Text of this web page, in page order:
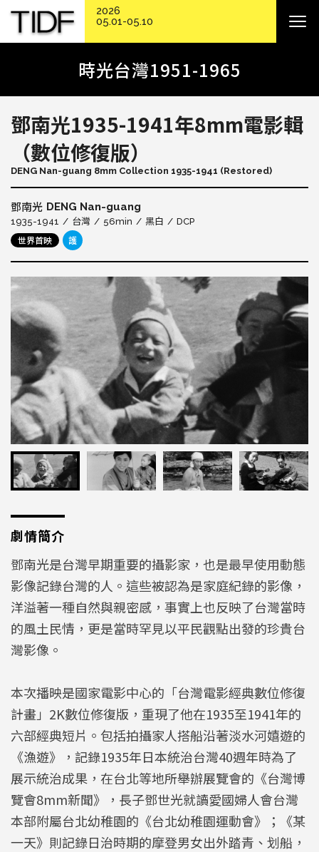
時光台灣1951-1965
鄧南光1935-1941年8mm電影輯
（數位修復版）
DENG Nan-guang 8mm Collection 1935-1941 (Restored)
鄧南光 DENG Nan-guang
1935 1941 台灣 56min 黑白 DCP
世界首映 護
劇情簡介
鄧南光是台灣早期重要的攝影家，也是最早使用動態
影像記錄台灣的人。這些被認為是家庭紀錄的影像，
洋溢著一種自然與親密感，事實上也反映了台灣當時
的風土民情，更是當時罕見以平民觀點出發的珍貴台
灣影像。
本次播映是國家電影中心的「台灣電影經典數位修復
計畫」2K數位修復版，重現了他在1935至1941年的
六部經典短片。包括拍攝家人搭船沿著淡水河嬉遊的
《漁遊》，記錄1935年日本統治台灣40週年時為了
展示統治成果，在台北等地所舉辦展覽會的《台灣博
覽會8mm新聞》，長子鄧世光就讀愛國婦人會台灣
本部附屬台北幼稚園的《台北幼稚園運動會》；《某
一天》則記錄日治時期的摩登男女出外踏青、划船，
2026
05.01-05.10